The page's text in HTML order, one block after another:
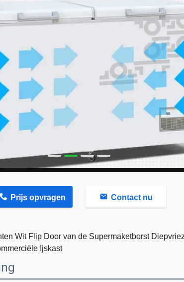
Prijs opvragen Contact nu
Wit Flip Door van de Supermaketborst
Ijskast